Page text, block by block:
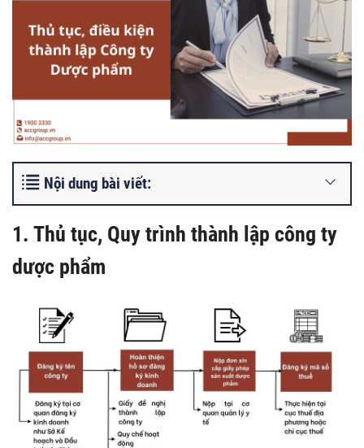
Nội dung bài viết:
1. Thủ tục, Quy trình thành lập công ty
dược phẩm